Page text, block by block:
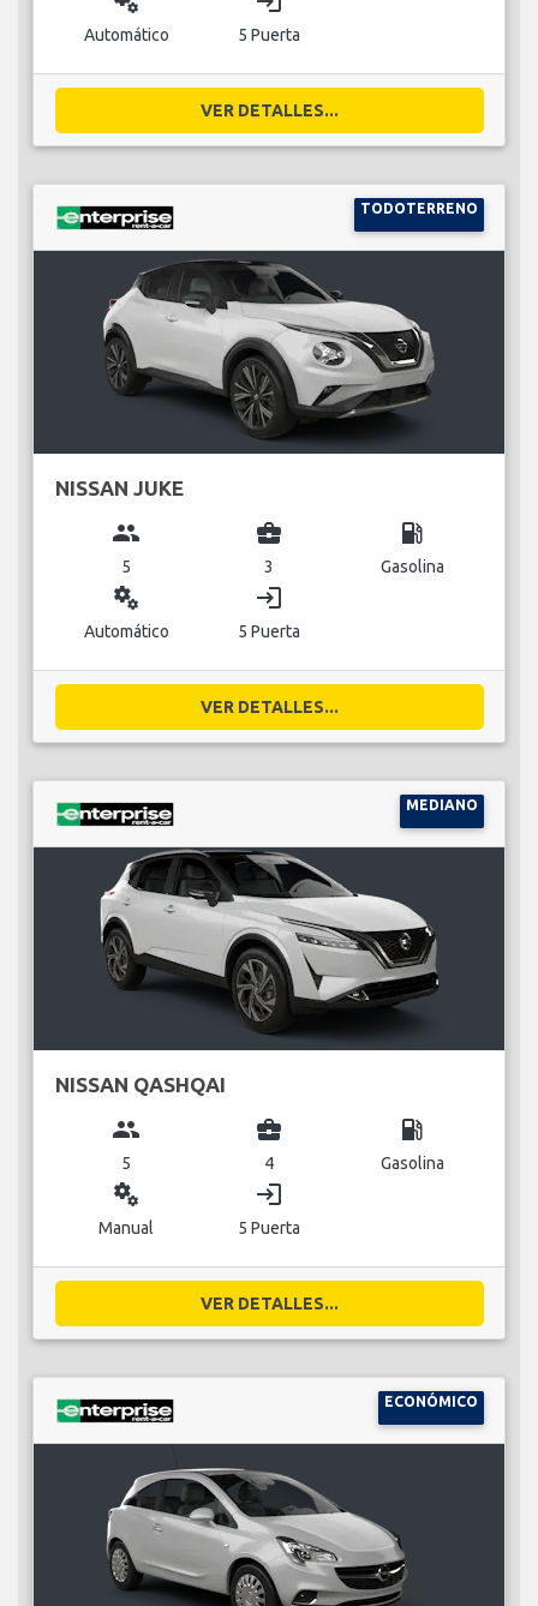
Automático 5 Puerta
VER DETALLES...
TODOTERRENO
NISSAN JUKE
group
5
business_center
3
local_gas_station
Gasolina
miscellaneous_services
Automático
login
5 Puerta
VER DETALLES...
MEDIANO
NISSAN QASHQAI
group
5
business_center
4
local_gas_station
Gasolina
miscellaneous_services
Manual
login
5 Puerta
VER DETALLES...
ECONÓMICO